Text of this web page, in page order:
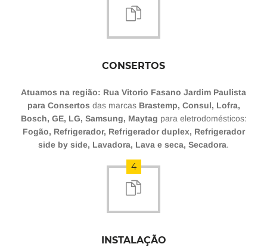
CONSERTOS
Atuamos na região: Rua Vitorio Fasano Jardim Paulista
para Consertos das marcas Brastemp, Consul, Lofra,
Bosch, GE, LG, Samsung, Maytag para eletrodomésticos:
Fogão, Refrigerador, Refrigerador duplex, Refrigerador
side by side, Lavadora, Lava e seca, Secadora.
4
INSTALAÇÃO